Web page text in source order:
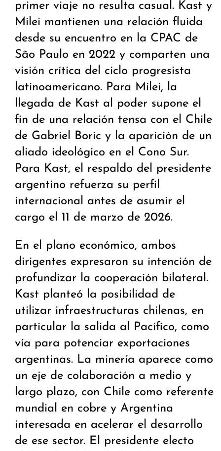
primer viaje no resulta casual. Kast y
Milei mantienen una relación fluida
desde su encuentro en la CPAC de
São Paulo en 2022 y comparten una
visión crítica del ciclo progresista
latinoamericano. Para Milei, la
llegada de Kast al poder supone el
fin de una relación tensa con el Chile
de Gabriel Boric y la aparición de un
aliado ideológico en el Cono Sur.
Para Kast, el respaldo del presidente
argentino refuerza su perfil
internacional antes de asumir el
cargo el 11 de marzo de 2026.
En el plano económico, ambos
dirigentes expresaron su intención de
profundizar la cooperación bilateral.
Kast planteó la posibilidad de
utilizar infraestructuras chilenas, en
particular la salida al Pacífico, como
vía para potenciar exportaciones
argentinas. La minería aparece como
un eje de colaboración a medio y
largo plazo, con Chile como referente
mundial en cobre y Argentina
interesada en acelerar el desarrollo
de ese sector. El presidente electo